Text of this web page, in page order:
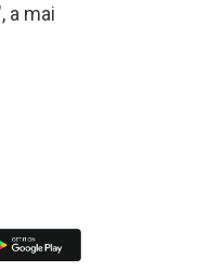
a mai